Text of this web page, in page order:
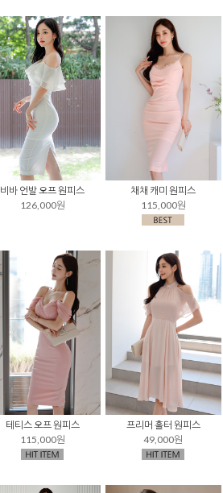
비바 언발 오프 원피스
126,000원
채채 캐미 원피스
115,000원
테티스 오프 원피스
115,000원
프리머 홀터 원피스
49,000원